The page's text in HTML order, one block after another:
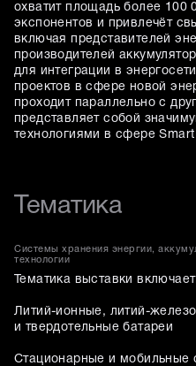
охватит площадь более 100
экспонентов и привлечёт
включая представителей
производителей
для интеграции в
проектов в сфере новой
проходит параллельно с
представляет собой
технологиями в сфере Smart
Тематика
Системы хранения энергии,
технологии
Тематика выставки
Литий-ионные, литий-
и твердотельные батареи
Стационарные и мобильные